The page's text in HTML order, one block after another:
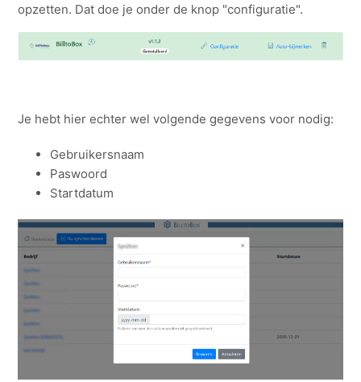
opzetten. Dat doe je onder de knop "configuratie".
Je hebt hier echter wel volgende gegevens voor nodig:
Gebruikersnaam
Paswoord
Startdatum